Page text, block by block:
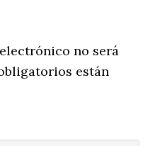
no será
están